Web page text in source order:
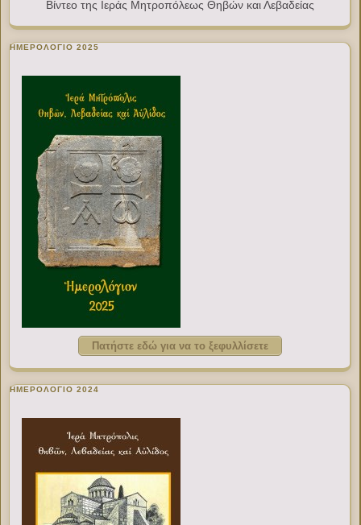
Βίντεο της Ιεράς Μητροπόλεως Θηβών και Λεβαδείας
ΗΜΕΡΟΛΟΓΙΟ 2025
Πατήστε εδώ για να το ξεφυλλίσετε
ΗΜΕΡΟΛΟΓΙΟ 2024